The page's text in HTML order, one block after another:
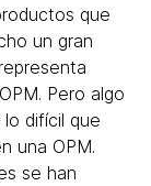
que
un gran
Pero algo
difícil que
una OPM.
se han